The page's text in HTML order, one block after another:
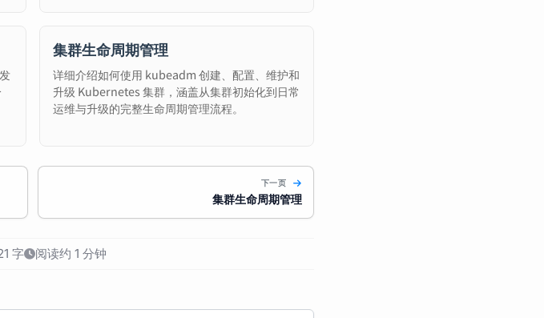
集群生命周期管理
详细介绍如何使用 kubeadm 创建、配置、维护和
升级 Kubernetes 集群，涵盖从集群初始化到日常
运维与升级的完整生命周期管理流程。
下一页
集群生命周期管理
字 阅读约 1 分钟